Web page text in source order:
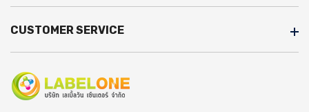
CUSTOMER SERVICE